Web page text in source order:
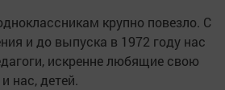
крупно повезло. С
и до выпуска в 1972 году нас
искренне любящие свою
нас, детей.